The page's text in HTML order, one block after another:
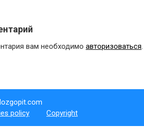
вам необходимо авторизоваться.
policy Copyright